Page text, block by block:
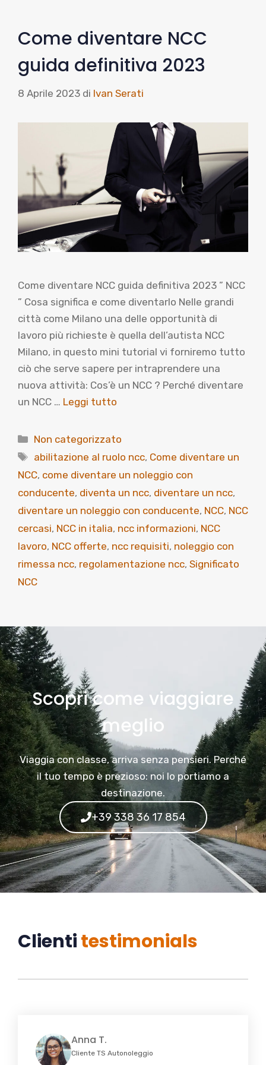
Come diventare NCC
guida definitiva 2023
8 Aprile 2023 di Ivan Serati
Come diventare NCC guida definitiva 2023 ” NCC
” Cosa significa e come diventarlo Nelle grandi
città come Milano una delle opportunità di
lavoro più richieste è quella dell’autista NCC
Milano, in questo mini tutorial vi forniremo tutto
ciò che serve sapere per intraprendere una
nuova attività: Cos’è un NCC ? Perché diventare
un NCC … Leggi tutto
Categorie
Non categorizzato
Tag
abilitazione al ruolo ncc, Come diventare un
NCC, come diventare un noleggio con
conducente, diventa un ncc, diventare un ncc,
diventare un noleggio con conducente, NCC, NCC
cercasi, NCC in italia, ncc informazioni, NCC
lavoro, NCC offerte, ncc requisiti, noleggio con
rimessa ncc, regolamentazione ncc, Significato
NCC
Scopri come viaggiare
meglio
Viaggia con classe, arriva senza pensieri. Perché
il tuo tempo è prezioso: noi lo portiamo a
destinazione.
+39 338 36 17 854
Clientitestimonials
Anna T.
Cliente TS Autonoleggio